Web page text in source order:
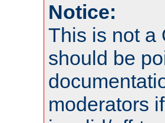
Notice:
This is not a
should be
moderators